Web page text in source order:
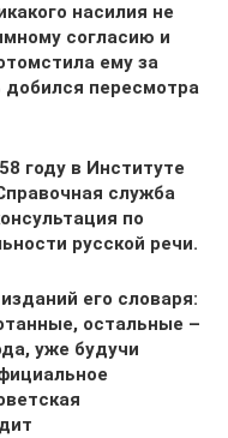
насилия не
согласию и
ему за
добился пересмотра
году в Институте
служба
по
русской речи.
его словаря:
остальные –
уже будучи